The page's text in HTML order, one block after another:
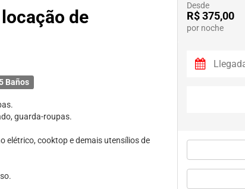
de
Baños
guarda-roupas.
elétrico, cooktop e demais utensílios de
Desde
R$ 375,00
por noche